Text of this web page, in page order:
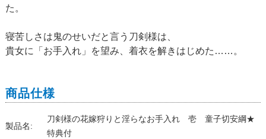
た。
寝苦しさは鬼のせいだと言う刀剣様は、
貴女に「お手入れ」を望み、着衣を解きはじめた……。
商品仕様
製品名:
刀剣様の花嫁狩りと淫らなお手入れ 壱 童子切安綱★
特典付